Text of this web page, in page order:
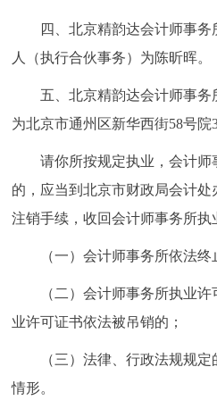
四、北京精韵达会计师事
人（执行合伙事务）为陈昕晖。
五、北京精韵达会计师事
为北京市通州区新华西街58号院3
请你所按规定执业，会计
的，应当到北京市财政局会计
注销手续，收回会计师事务所执
（一）会计师事务所依法终
（二）会计师事务所执业
业许可证书依法被吊销的；
（三）法律、行政法规规
情形。